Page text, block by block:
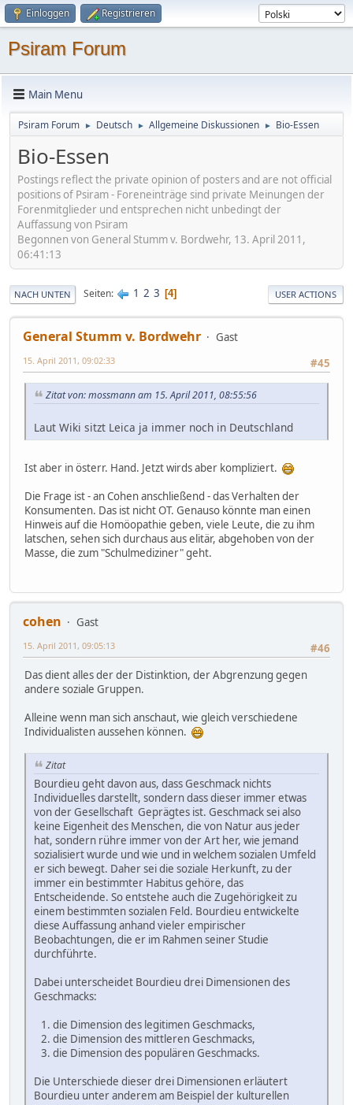
Einloggen Registrieren
Psiram Forum
Main Menu
Psiram Forum ► Deutsch ► Allgemeine Diskussionen ► Bio-Essen
Bio-Essen
Postings reflect the private opinion of posters and are not official
positions of Psiram - Foreneinträge sind private Meinungen der
Forenmitglieder und entsprechen nicht unbedingt der
Auffassung von Psiram
Begonnen von General Stumm v. Bordwehr, 13. April 2011,
06:41:13
NACH UNTEN Seiten 1 2 3 4 USER ACTIONS
General Stumm v. Bordwehr
Gast
#45
15. April 2011, 09:02:33
Zitat von: mossmann am 15. April 2011, 08:55:56
Laut Wiki sitzt Leica ja immer noch in Deutschland
Ist aber in österr. Hand. Jetzt wirds aber kompliziert.
Die Frage ist - an Cohen anschließend - das Verhalten der
Konsumenten. Das ist nicht OT. Genauso könnte man einen
Hinweis auf die Homöopathie geben, viele Leute, die zu ihm
latschen, sehen sich durchaus aus elitär, abgehoben von der
Masse, die zum "Schulmediziner" geht.
cohen
Gast
#46
15. April 2011, 09:05:13
Das dient alles der der Distinktion, der Abgrenzung gegen
andere soziale Gruppen.
Alleine wenn man sich anschaut, wie gleich verschiedene
Individualisten aussehen können.
Zitat
Bourdieu geht davon aus, dass Geschmack nichts
Individuelles darstellt, sondern dass dieser immer etwas
von der Gesellschaft Geprägtes ist. Geschmack sei also
keine Eigenheit des Menschen, die von Natur aus jeder
hat, sondern rühre immer von der Art her, wie jemand
sozialisiert wurde und wie und in welchem sozialen Umfeld
er sich bewegt. Daher sei die soziale Herkunft, zu der
immer ein bestimmter Habitus gehöre, das
Entscheidende. So entstehe auch die Zugehörigkeit zu
einem bestimmten sozialen Feld. Bourdieu entwickelte
diese Auffassung anhand vieler empirischer
Beobachtungen, die er im Rahmen seiner Studie
durchführte.
Dabei unterscheidet Bourdieu drei Dimensionen des
Geschmacks:
1. die Dimension des legitimen Geschmacks,
2. die Dimension des mittleren Geschmacks,
3. die Dimension des populären Geschmacks.
Die Unterschiede dieser drei Dimensionen erläutert
Bourdieu unter anderem am Beispiel der kulturellen